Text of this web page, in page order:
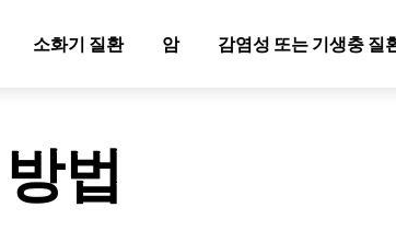
소화기 질환 암 감염성 또는 기생충 질
법